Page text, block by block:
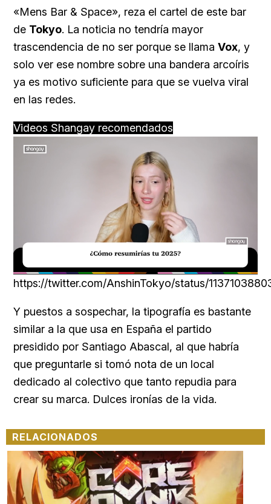
«Mens Bar & Space», reza el cartel de este bar
de Tokyo. La noticia no tendría mayor
trascendencia de no ser porque se llama Vox, y
solo ver ese nombre sobre una bandera arcoíris
ya es motivo suficiente para que se vuelva viral
en las redes.
Videos Shangay recomendados
Unmute Loaded:
34.00%
https://twitter.com/AnshinTokyo/status/
Y puestos a sospechar, la tipografía es bastante
similar a la que usa en España el partido
presidido por Santiago Abascal, al que habría
que preguntarle si tomó nota de un local
dedicado al colectivo que tanto repudia para
crear su marca. Dulces ironías de la vida.
RELACIONADOS